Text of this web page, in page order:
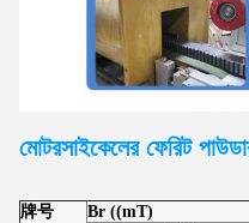
মোটরসাইকেলের ফেরিট
牌号
Br ((mT)